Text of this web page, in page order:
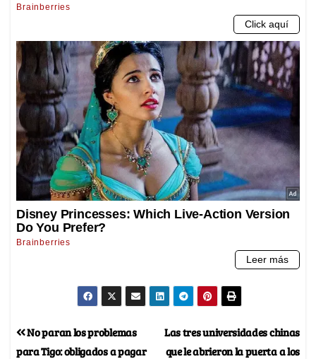
Las tres universidades chinas
que le abrieron la puerta a los
No paran los problemas
para Tigo: obligados a pagar